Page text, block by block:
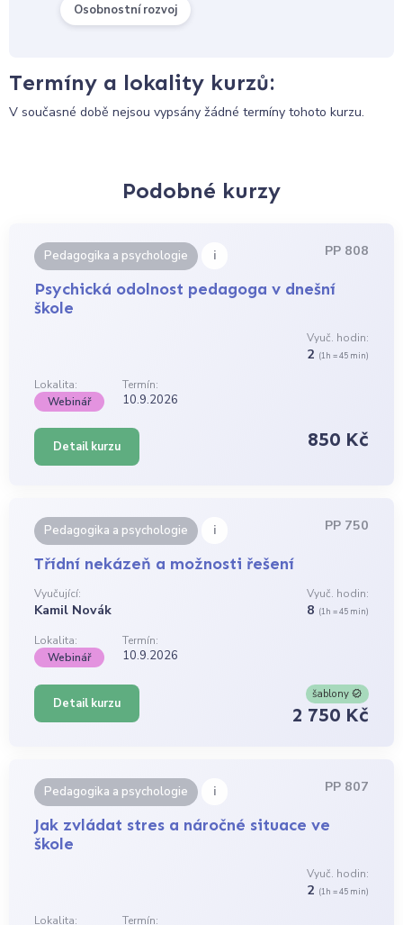
Osobnostní rozvoj
Termíny a lokality kurzů:
V současné době nejsou vypsány žádné termíny tohoto kurzu.
Podobné kurzy
Pedagogika a psychologie i PP 808
Psychická odolnost pedagoga v dnešní
škole
Vyuč. hodin:
2 (1h = 45 min)
Lokalita:
Termín:
Webinář
10.9.2026
Detail kurzu 850 Kč
Pedagogika a psychologie i PP 750
Třídní nekázeň a možnosti řešení
Vyučující:
Kamil Novák
Vyuč. hodin:
8 (1h = 45 min)
Lokalita:
Termín:
Webinář
10.9.2026
Detail kurzu
šablony
2 750 Kč
Pedagogika a psychologie i PP 807
Jak zvládat stres a náročné situace ve
škole
Vyuč. hodin:
2 (1h = 45 min)
Lokalita: Termín: